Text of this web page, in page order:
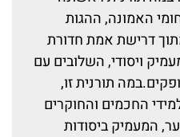
האמונה, ההגות
דרישת אמת חדורת
ויסודי, השלובים עם
תורנית זו,
החכמים והחוקרים
המעמיק ביסודות